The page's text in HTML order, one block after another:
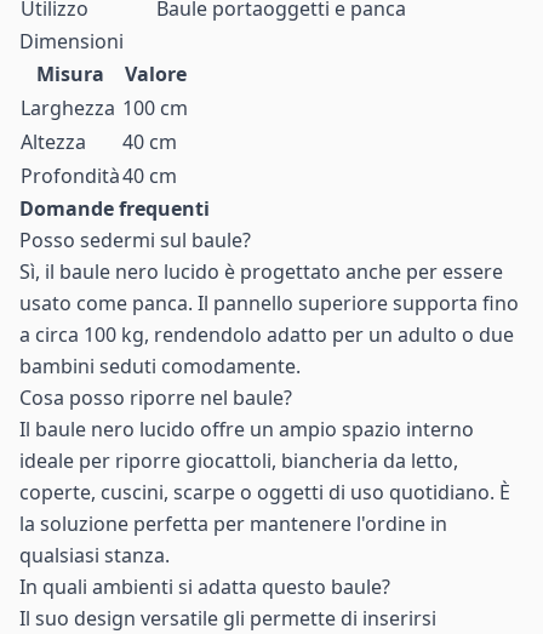
Utilizzo
Baule portaoggetti e panca
Dimensioni
Misura
Valore
Larghezza 100 cm
Altezza
40 cm
Profondità40 cm
Domande frequenti
Posso sedermi sul baule?
Sì, il baule nero lucido è progettato anche per essere
usato come panca. Il pannello superiore supporta fino
a circa 100 kg, rendendolo adatto per un adulto o due
bambini seduti comodamente.
Cosa posso riporre nel baule?
Il baule nero lucido offre un ampio spazio interno
ideale per riporre giocattoli, biancheria da letto,
coperte, cuscini, scarpe o oggetti di uso quotidiano. È
la soluzione perfetta per mantenere l'ordine in
qualsiasi stanza.
In quali ambienti si adatta questo baule?
Il suo design versatile gli permette di inserirsi